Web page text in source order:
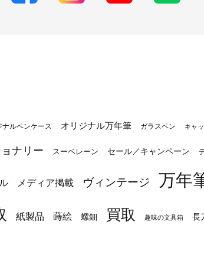
ナルペンケース オリジナル万年筆 ガラスペン キャ
ナリー スーベレーン セール／キャンペーン
メディア掲載 ヴィンテージ 万年
紙製品 蒔絵 螺鈿 買取 趣味の文具箱 長